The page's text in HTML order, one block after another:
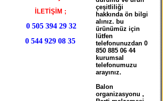
İLETİŞİM ;
0 505 394 29 32
0 544 929 08 35
çeşitliliği
hakkında ön bilgi
alınız. bu
ürünümüz için
lütfen
telefonunuzdan 0
850 885 06 44
kurumsal
telefonumuzu
arayınız.
Balon
organizasyonu ,